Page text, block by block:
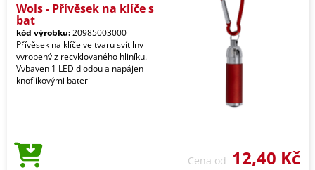
Wols - Přívěsek na klíče s
bat
kód výrobku:20985003000
Přívěsek na klíče ve tvaru svítilny
vyrobený z recyklovaného hliníku.
Vybaven 1 LED diodou a napájen
knoflíkovými bateri
Cena od 12,40 Kč